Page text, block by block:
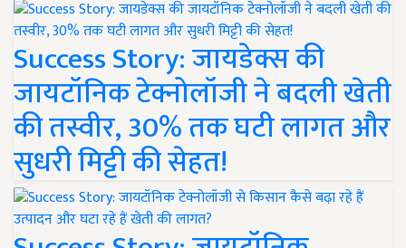
Success Story: जायडेक्स की
जायटॉनिक टेक्नोलॉजी ने बदली खेती
की तस्वीर, 30% तक घटी लागत और
सुधरी मिट्टी की सेहत!